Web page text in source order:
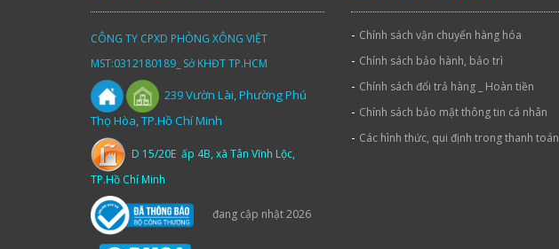
CÔNG TY CPXD PHÒNG XÔNG VIỆT
MST:0312180189_ Sở KHĐT TP.HCM
239Vườn Lài,Phường Phú
Thọ Hòa, TP.Hồ Chí Minh
D 15/20E ấp 4B, xã Tân Vĩnh Lộc,
TP.Hồ Chí Minh
đang cập nhật 2026
- Chính sách vận chuyển hàng hóa
- Chính sách bảo hành, bảo trì
- Chính sách đổi trả hàng _ Hoàn tiền
- Chính sách bảo mật thông tin cá nhân
- Các hình thức, qui định trong thanh toán